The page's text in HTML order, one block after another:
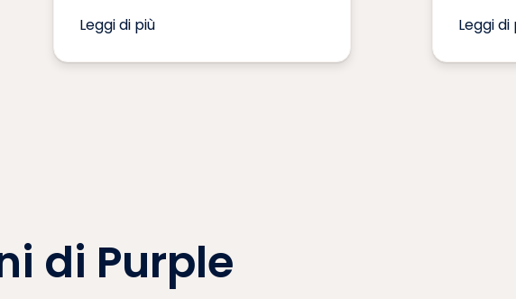
Leggi di più
Leggi di
di Purple